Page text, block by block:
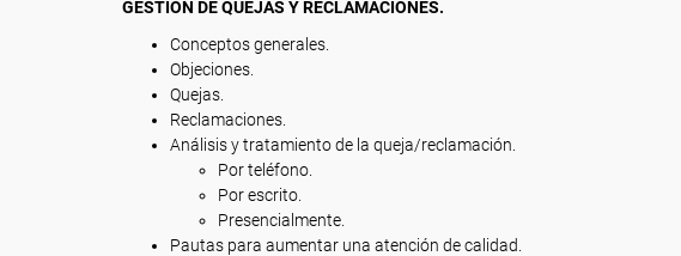
GESTIÓN DE QUEJAS Y RECLAMACIONES.
Conceptos generales.
Objeciones.
Quejas.
Reclamaciones.
Análisis y tratamiento de la queja/reclamación.
Por teléfono.
Por escrito.
Presencialmente.
Pautas para aumentar una atención de calidad.